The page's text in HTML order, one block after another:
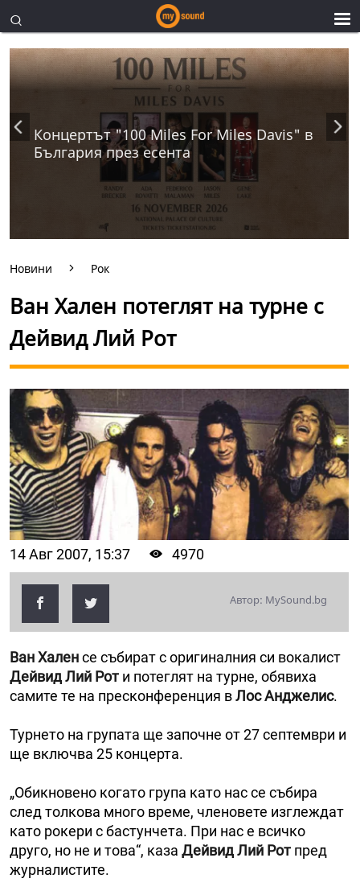
Концертът "100 Miles For Miles Davis" в
България през есента
Новини Рок
Ван Хален потеглят на турне с
Дейвид Лий Рот
14 Авг 2007, 15:37 4970
Автор: MySound.bg
Ван Халенсе събират с оригиналния си вокалист
Дейвид Лий Рот и потеглят на турне, обявиха
самите те на пресконференция вЛос Анджелис.
Турнето на групата ще започне от 27 септември и
ще включва 25 концерта.
„Обикновено когато група като нас се събира
след толкова много време, членовете изглеждат
като рокери с бастунчета. При нас е всичко
друго, но не и това“, каза Дейвид Лий Рот пред
журналистите.